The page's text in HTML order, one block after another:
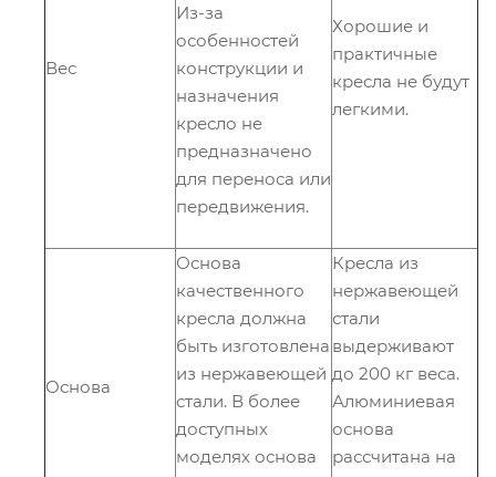
Вес
Из-за
особенностей
конструкции и
назначения
кресло не
предназначено
для переноса или
передвижения.
Хорошие и
практичные
кресла не будут
легкими.
Основа
Основа
качественного
кресла должна
быть изготовлена
из нержавеющей
стали. В более
доступных
моделях основа
Кресла из
нержавеющей
стали
выдерживают
до 200 кг веса.
Алюминиевая
основа
рассчитана на